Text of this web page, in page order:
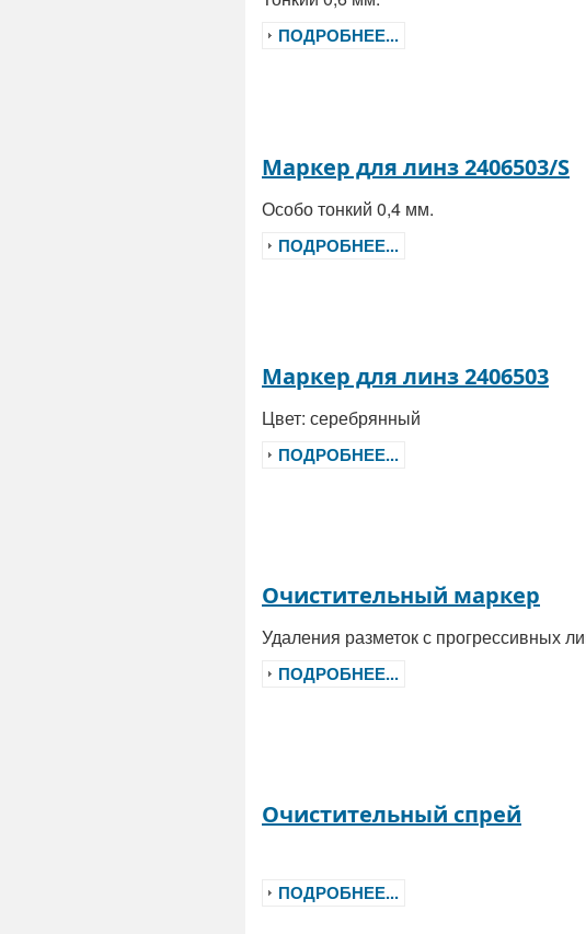
ПОДРОБНЕЕ...
Маркер для линз 2406503/S
Особо тонкий 0,4 мм.
ПОДРОБНЕЕ...
Маркер для линз 2406503
Цвет: серебрянный
ПОДРОБНЕЕ...
Очистительный маркер
Удаления разметок с прогрессивных
ПОДРОБНЕЕ...
Очистительный спрей
ПОДРОБНЕЕ...